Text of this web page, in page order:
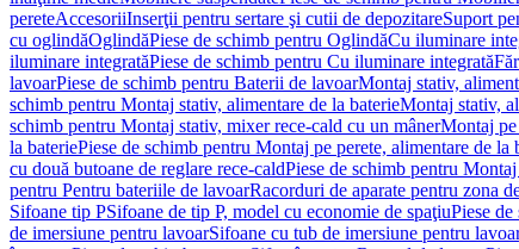
pereteAccesoriiInserţii pentru sertare şi cutii de depozitareSuport
cu oglindăOglindăPiese de schimb pentru OglindăCu iluminare
iluminare integratăPiese de schimb pentru Cu iluminare integrată
lavoarPiese de schimb pentru Baterii de lavoarMontaj stativ,
schimb pentru Montaj stativ, alimentare de la baterieMontaj stativ,
schimb pentru Montaj stativ, mixer rece-cald cu un mânerMontaj pe
la bateriePiese de schimb pentru Montaj pe perete, alimentare de la
cu două butoane de reglare rece-caldPiese de schimb pentru
pentru Pentru bateriile de lavoarRacorduri de aparate pentru zona
Sifoane tip PSifoane de tip P, model cu economie de spaţiuPiese
de imersiune pentru lavoarSifoane cu tub de imersiune pentru